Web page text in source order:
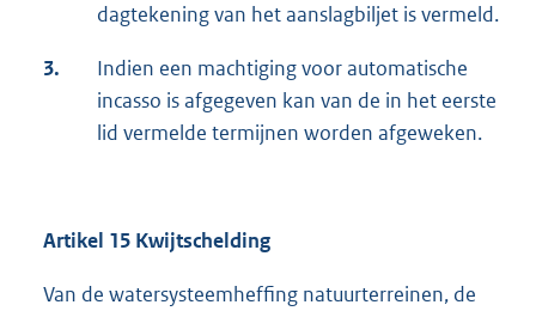
dagtekening van het aanslagbiljet is vermeld.
3.
Indien een machtiging voor automatische
incasso is afgegeven kan van de in het eerste
lid vermelde termijnen worden afgeweken.
Artikel 15 Kwijtschelding
Van de watersysteemheffing natuurterreinen, de